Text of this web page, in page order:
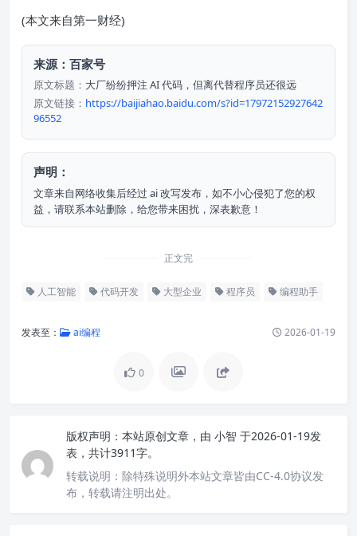
(本文来自第一财经)
来源：百家号
原文标题： 大厂纷纷押注 AI 代码，但离代替程序员还很远
原文链接： https://baijiahao.baidu.com/s?id=17972152927642
96552
声明：
文章来自网络收集后经过 ai 改写发布，如不小心侵犯了您的权
益，请联系本站删除，给您带来困扰，深表歉意！
正文完
人工智能 代码开发 大型企业 程序员 编程助手
发表至： ai编程 2026-01-19
0
版权声明： 本站原创文章，由 小智 于2026-01-19发
表，共计3911字。
转载说明： 除特殊说明外本站文章皆由CC-4.0协议发
布，转载请注明出处。